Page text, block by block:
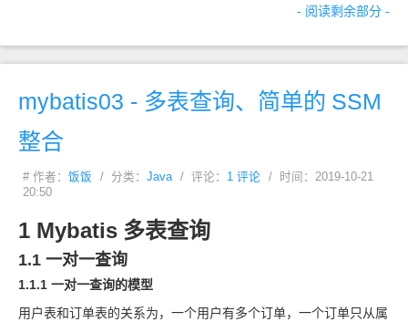
- 阅读剩余部分 -
mybatis03 - 多表查询、简单的 SSM
整合
# 作者： 饭饭 / 分类： Java / 评论： 1 评论
/ 时间：2019-10-21
20:50
1 Mybatis 多表查询
1.1 一对一查询
1.1.1 一对一查询的模型
用户表和订单表的关系为，一个用户有多个订单，一个订单只从属